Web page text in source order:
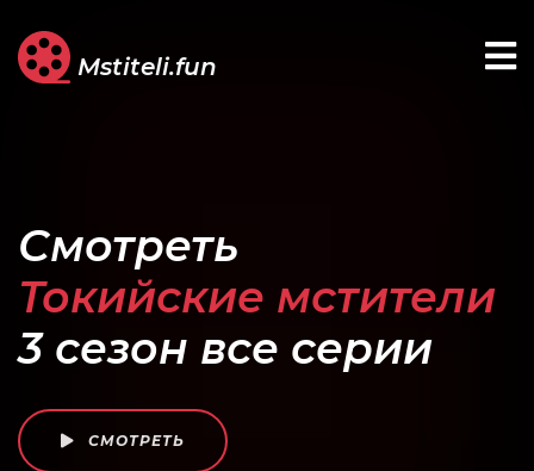
Mstiteli.fun
Смотреть
Токийские мстители
3 сезон все серии
СМОТРЕТЬ